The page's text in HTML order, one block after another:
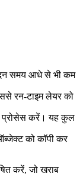
समय आधे से भी कम
रन‑टाइम लेयर को
प्रोसेस करें। यह कुल
को कॉपी कर
करें, जो खराब